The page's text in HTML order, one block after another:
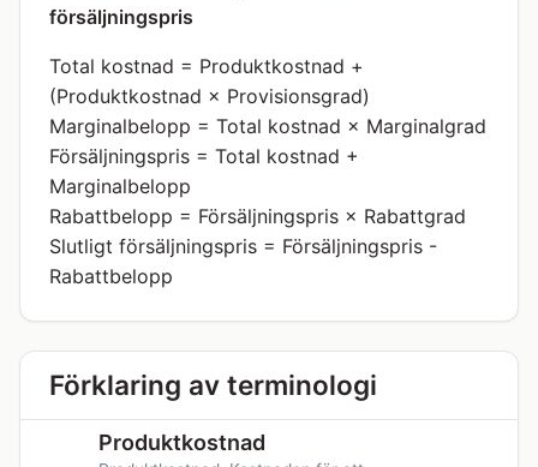
försäljningspris
Total kostnad = Produktkostnad +
(Produktkostnad × Provisionsgrad)
Marginalbelopp = Total kostnad × Marginalgrad
Försäljningspris = Total kostnad +
Marginalbelopp
Rabattbelopp = Försäljningspris × Rabattgrad
Slutligt försäljningspris = Försäljningspris -
Rabattbelopp
Förklaring av terminologi
Produktkostnad